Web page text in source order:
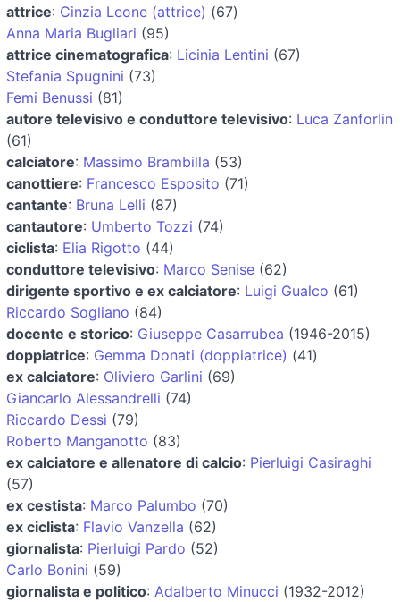
attrice: Cinzia Leone (attrice) (67)
Anna Maria Bugliari (95)
attrice cinematografica: Licinia Lentini (67)
Stefania Spugnini (73)
Femi Benussi (81)
autore televisivo e conduttore televisivo: Luca Zanforlin
(61)
calciatore: Massimo Brambilla (53)
canottiere: Francesco Esposito (71)
cantante: Bruna Lelli (87)
cantautore: Umberto Tozzi (74)
ciclista: Elia Rigotto (44)
conduttore televisivo: Marco Senise (62)
dirigente sportivo e ex calciatore: Luigi Gualco (61)
Riccardo Sogliano (84)
docente e storico: Giuseppe Casarrubea (1946-2015)
doppiatrice: Gemma Donati (doppiatrice) (41)
ex calciatore: Oliviero Garlini (69)
Giancarlo Alessandrelli (74)
Riccardo Dessì (79)
Roberto Manganotto (83)
ex calciatore e allenatore di calcio: Pierluigi Casiraghi
(57)
ex cestista: Marco Palumbo (70)
ex ciclista: Flavio Vanzella (62)
giornalista: Pierluigi Pardo (52)
Carlo Bonini (59)
giornalista e politico: Adalberto Minucci (1932-2012)